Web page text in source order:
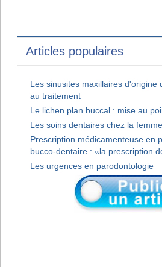
Articles populaires
Les sinusites maxillaires d'origine
au traitement
Le lichen plan buccal : mise au
Les soins dentaires chez la
Prescription médicamenteuse en
bucco-dentaire : «la prescription
Les urgences en parodontologie